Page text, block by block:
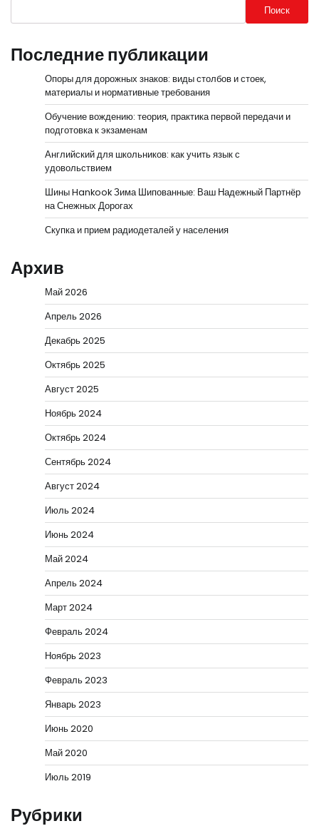
Поиск
Последние публикации
Опоры для дорожных знаков: виды столбов и стоек,
материалы и нормативные требования
Обучение вождению: теория, практика первой передачи и
подготовка к экзаменам
Английский для школьников: как учить язык с
удовольствием
Шины Hankook Зима Шипованные: Ваш Надежный Партнёр
на Снежных Дорогах
Скупка и прием радиодеталей у населения
Архив
Май 2026
Апрель 2026
Декабрь 2025
Октябрь 2025
Август 2025
Ноябрь 2024
Октябрь 2024
Сентябрь 2024
Август 2024
Июль 2024
Июнь 2024
Май 2024
Апрель 2024
Март 2024
Февраль 2024
Ноябрь 2023
Февраль 2023
Январь 2023
Июнь 2020
Май 2020
Июль 2019
Рубрики